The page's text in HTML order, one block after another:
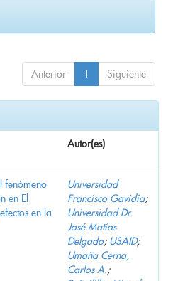
Anterior 1 Siguiente
Autor(es)
fenómeno
en El
en la
Universidad
Francisco Gavidia;
Universidad Dr.
José Matías
Delgado; USAID;
Umaña Cerna,
Carlos A.;